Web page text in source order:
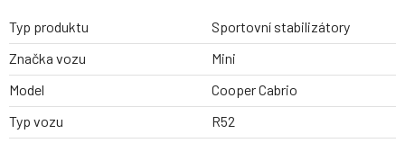
Typ produktu
Sportovní stabilizátory
Značka vozu
Mini
Model
Cooper Cabrio
Typ vozu
R52